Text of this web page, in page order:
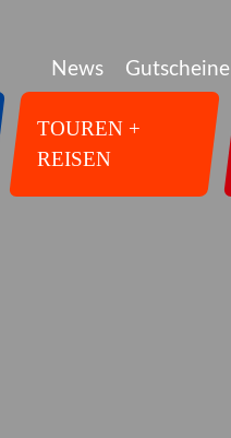
News Gutscheine
TOUREN +
REISEN